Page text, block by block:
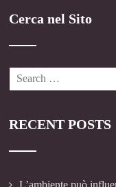
Cerca nel Sito
RECENT POSTS
L’ambiente può